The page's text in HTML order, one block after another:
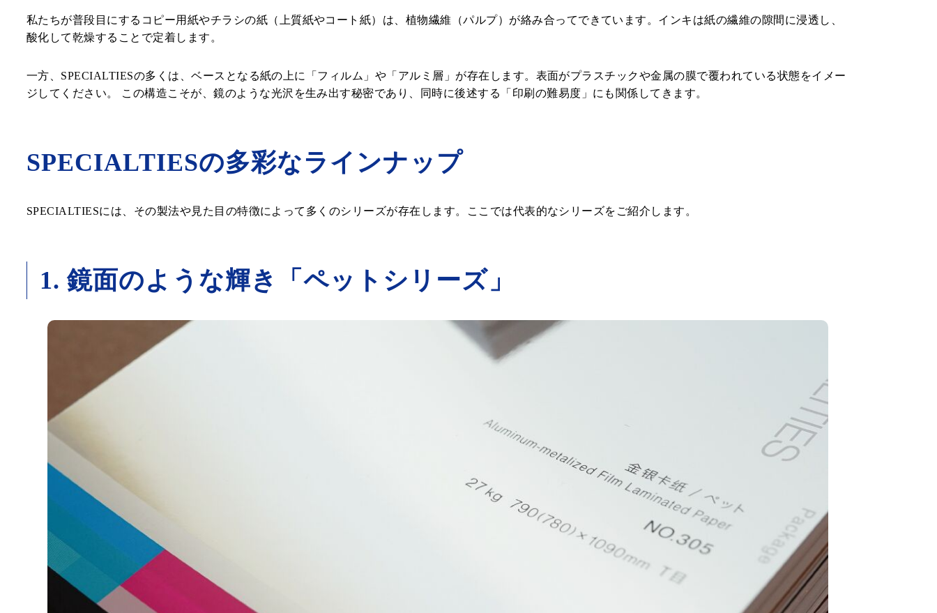
私たちが普段目にするコピー用紙やチラシの紙（上質紙やコート紙）は、植物繊維（パルプ）が絡み合ってできています。インキは紙の繊維の隙間に浸透し、
酸化して乾燥することで定着します。
一方、SPECIALTIESの多くは、ベースとなる紙の上に「フィルム」や「アルミ層」が存在します。表面がプラスチックや金属の膜で覆われている状態をイメー
ジしてください。 この構造こそが、鏡のような光沢を生み出す秘密であり、同時に後述する「印刷の難易度」にも関係してきます。
SPECIALTIESの多彩なラインナップ
SPECIALTIESには、その製法や見た目の特徴によって多くのシリーズが存在します。ここでは代表的なシリーズをご紹介します。
1. 鏡面のような輝き「ペットシリーズ」